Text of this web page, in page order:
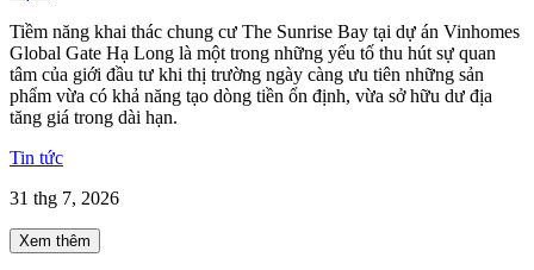
Tiềm năng khai thác chung cư The Sunrise Bay tại dự án Vinhomes
Global Gate Hạ Long là một trong những yếu tố thu hút sự quan
tâm của giới đầu tư khi thị trường ngày càng ưu tiên những sản
phẩm vừa có khả năng tạo dòng tiền ổn định, vừa sở hữu dư địa
tăng giá trong dài hạn.
Tin tức
31 thg 7, 2026
Xem thêm